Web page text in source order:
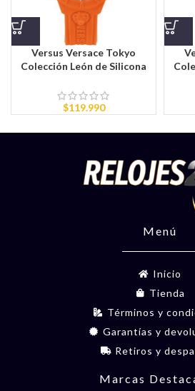
Versus Versace Tokyo
Colección León de Silicona
$119.990
Menú
Inicio
Tienda
Términos y
Garantías y
Retiros y
Marcas